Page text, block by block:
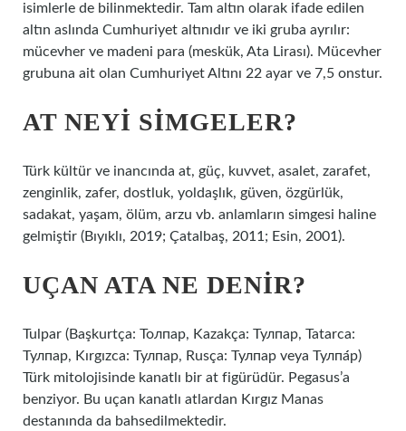
isimlerle de bilinmektedir. Tam altın olarak ifade edilen
altın aslında Cumhuriyet altınıdır ve iki gruba ayrılır:
mücevher ve madeni para (meskük, Ata Lirası). Mücevher
grubuna ait olan Cumhuriyet Altını 22 ayar ve 7,5 onstur.
AT NEYI SIMGELER?
Türk kültür ve inancında at, güç, kuvvet, asalet, zarafet,
zenginlik, zafer, dostluk, yoldaşlık, güven, özgürlük,
sadakat, yaşam, ölüm, arzu vb. anlamların simgesi haline
gelmiştir (Bıyıklı, 2019; Çatalbaş, 2011; Esin, 2001).
UÇAN ATA NE DENIR?
Tulpar (Başkurtça: Толпар, Kazakça: Тулпар, Tatarca:
Тулпар, Kırgızca: Тулпар, Rusça: Тулпар veya Тулпа́́р)
Türk mitolojisinde kanatlı bir at figürüdür. Pegasus’a
benziyor. Bu uçan kanatlı atlardan Kırgız Manas
destanında da bahsedilmektedir.